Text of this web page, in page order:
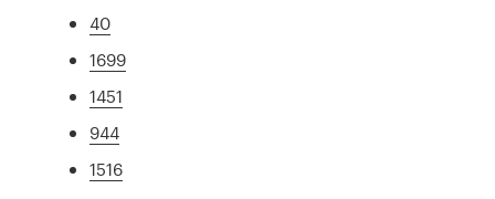
40
1699
1451
944
1516